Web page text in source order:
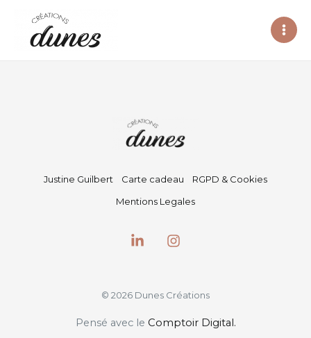
contenu
Justine Guilbert Carte cadeau
RGPD & Cookies
Mentions Legales
© 2026 Dunes Créations
Pensé avec le Comptoir Digital.